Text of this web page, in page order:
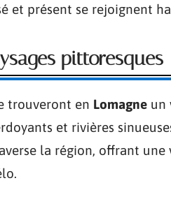
et présent se rejoignent
pittoresques
trouveront en Lomagne un
et rivières
la région, offrant une